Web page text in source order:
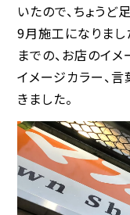
いたので、ちょうど
9月施工になりま
までの、お店のイ
イメージカラー、
きました。